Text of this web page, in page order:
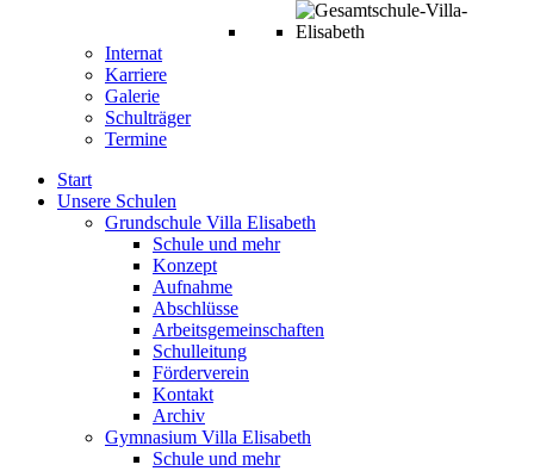
Internat
Karriere
Galerie
Schulträger
Termine
Start
Unsere Schulen
Grundschule Villa Elisabeth
Schule und mehr
Konzept
Aufnahme
Abschlüsse
Arbeitsgemeinschaften
Schulleitung
Förderverein
Kontakt
Archiv
Gymnasium Villa Elisabeth
Schule und mehr